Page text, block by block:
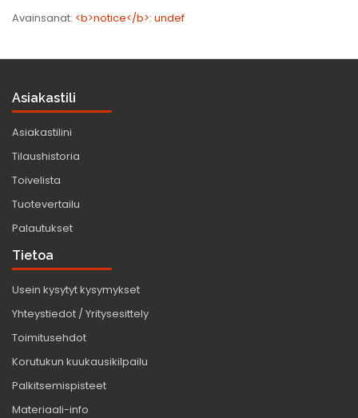
Avainsanat: <b>notice</b>: undef
Asiakastili
Asiakastilini
Tilaushistoria
Toivelista
Tuotevertailu
Palautukset
Tietoa
Usein kysytyt kysymykset
Yhteystiedot / Yritysesittely
Toimitusehdot
Korutukun kuukausikilpailu
Palkitsemispisteet
Materiaali-info